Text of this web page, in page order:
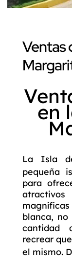
Ventas
en
La Isla
pequeña
para
blanca,
cantidad
recrear
el mismo.